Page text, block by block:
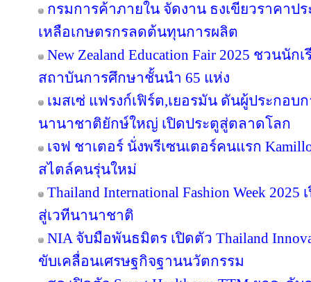
กรมการค้าภายใน จัดงาน ธงเขียวราคาป
เหลือเกษตรกรลดต้นทุนการผลิต
New Zealand Education Fair 2025 ชวนนั
สถาบันการศึกษาชั้นนำ 65 แห่ง
เมสเซ่ แฟรงก์เฟิร์ต,เยอรมัน ดันผู้ประกอบ
นานาชาติยักษ์ใหญ่ เปิดประตูสู่ตลาดโลก
เจฟ ชาเตอร์ นั่งพรีเซนเตอร์คนแรก
สไตล์คนรุ่นใหม่
Thailand International Fashion Week
สู่เวทีนานาชาติ
NIA จับมือพันธมิตร เปิดตัว Thailand
ขับเคลื่อนเศรษฐกิจฐานนวัตกรรม